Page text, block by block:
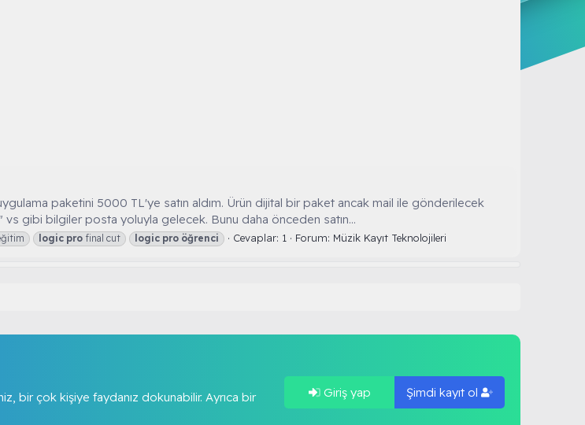
paketini 5000 TL'ye satın aldım. Ürün dijital bir paket ancak mail ile gönderilecek
vs gibi bilgiler posta yoluyla gelecek. Bunu daha önceden satın...
logic pro final cut logic pro öğrenci Cevaplar: 1 Forum: Müzik Kayıt Teknolojileri
bir çok kişiye faydanız dokunabilir. Ayrıca bir
Giriş yap Şimdi kayıt ol